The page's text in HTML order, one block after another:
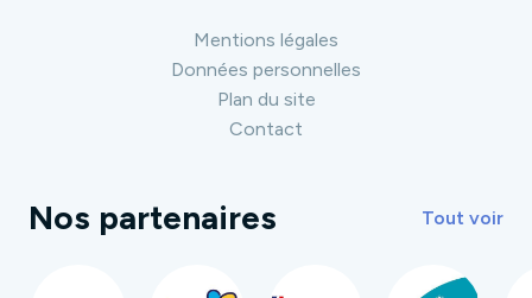
Mentions légales
Données personnelles
Plan du site
Contact
Nos partenaires Tout voir